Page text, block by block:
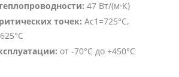
47 Вт/(м·К)
точек: Ac1=725°C,
от -70°C до +450°C